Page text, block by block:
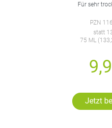
Für sehr
PZN
statt
75 ML
Jetzt